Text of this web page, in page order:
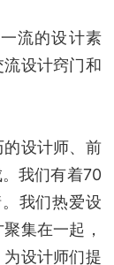
流的设计素
设计窍门和
设计师、前
我们有着70
我们热爱设
集在一起，
设计师们提